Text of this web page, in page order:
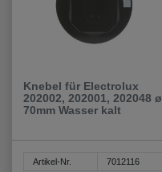
Knebel für Electrolux
202002, 202001, 202048 ø
70mm Wasser kalt
Artikel-Nr. 7012116